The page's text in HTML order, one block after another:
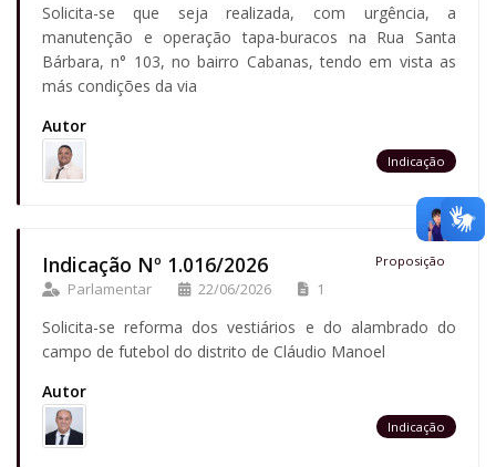
Solicita-se que seja realizada, com urgência, a
manutenção e operação tapa-buracos na Rua Santa
Bárbara, n° 103, no bairro Cabanas, tendo em vista as
más condições da via
Autor
Indicação
Indicação Nº 1.016/2026 Proposição
Parlamentar 22/06/2026 1
Solicita-se reforma dos vestiários e do alambrado do
campo de futebol do distrito de Cláudio Manoel
Autor
Indicação